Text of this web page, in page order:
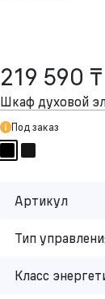
219 590 ₸
Шкаф духовой
Под заказ
Артикул
Тип
Класс